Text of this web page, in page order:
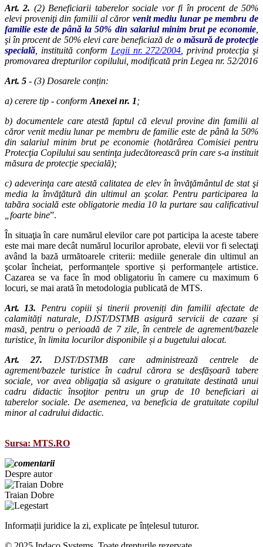
Art. 2. (2) Beneficiarii taberelor sociale vor fi în procent de 50%
elevi proveniţi din familii al căror venit mediu lunar pe membru de
familie este de până la 50% din salariul minim brut pe economie
şi în procent de 50% elevi care beneficiază de o măsură de protecţie
specială , instituită conform Legii nr. 272/2004 , privind protecţia şi
promovarea drepturilor copilului, modificată prin Legea nr. 52/2016
Art. 5 - (3) Dosarele conțin:
a) cerere tip - conform Anexei nr. 1;
b) documentele care atestă faptul că elevul provine din familii al
căror venit mediu lunar pe membru de familie este de până la 50%
din salariul minim brut pe economie (hotărârea Comisiei pentru
Protecţia Copilului sau sentinţa judecătorească prin care s-a instituit
măsura de protecţie specială);
c) adeverinţa care atestă calitatea de elev în învăţământul de stat şi
media la învăţătură din ultimul an şcolar. Pentru participarea la
tabăra socială este obligatorie media 10 la purtare sau calificativul
„foarte bine”.
În situaţia în care numărul elevilor care pot participa la aceste tabere
este mai mare decât numărul locurilor aprobate, elevii vor fi selectaţi
având la bază următoarele criterii: mediile generale din ultimul an
şcolar încheiat, performanțele sportive și performanțele artistice.
Cazarea se va face în mod obligatoriu în camere cu maximum 6
locuri, se mai arată în metodologia publicată de MTS.
Art. 13. Pentru copiii și tinerii proveniți din familii afectate de
calamități naturale, DJST/DSTMB asigură servicii de cazare și
masă, pentru o perioadă de 7 zile, în centrele de agrement/bazele
turistice, în limita locurilor disponibile și a bugetului alocat.
Art. 27. DJST/DSTMB care administrează centrele de
agrement/bazele turistice în cadrul cărora se desfășoară tabere
sociale, vor avea obligaţia să asigure o gratuitate destinată unui
cadru didactic însoţitor pentru un grup de 10 beneficiari ai
taberelor sociale. De asemenea, va beneficia de gratuitate copilul
minor al cadrului didactic.
Sursa: MTS.RO
Despre autor
Traian Dobre
Informații juridice la zi, explicate pe înțelesul tuturor.